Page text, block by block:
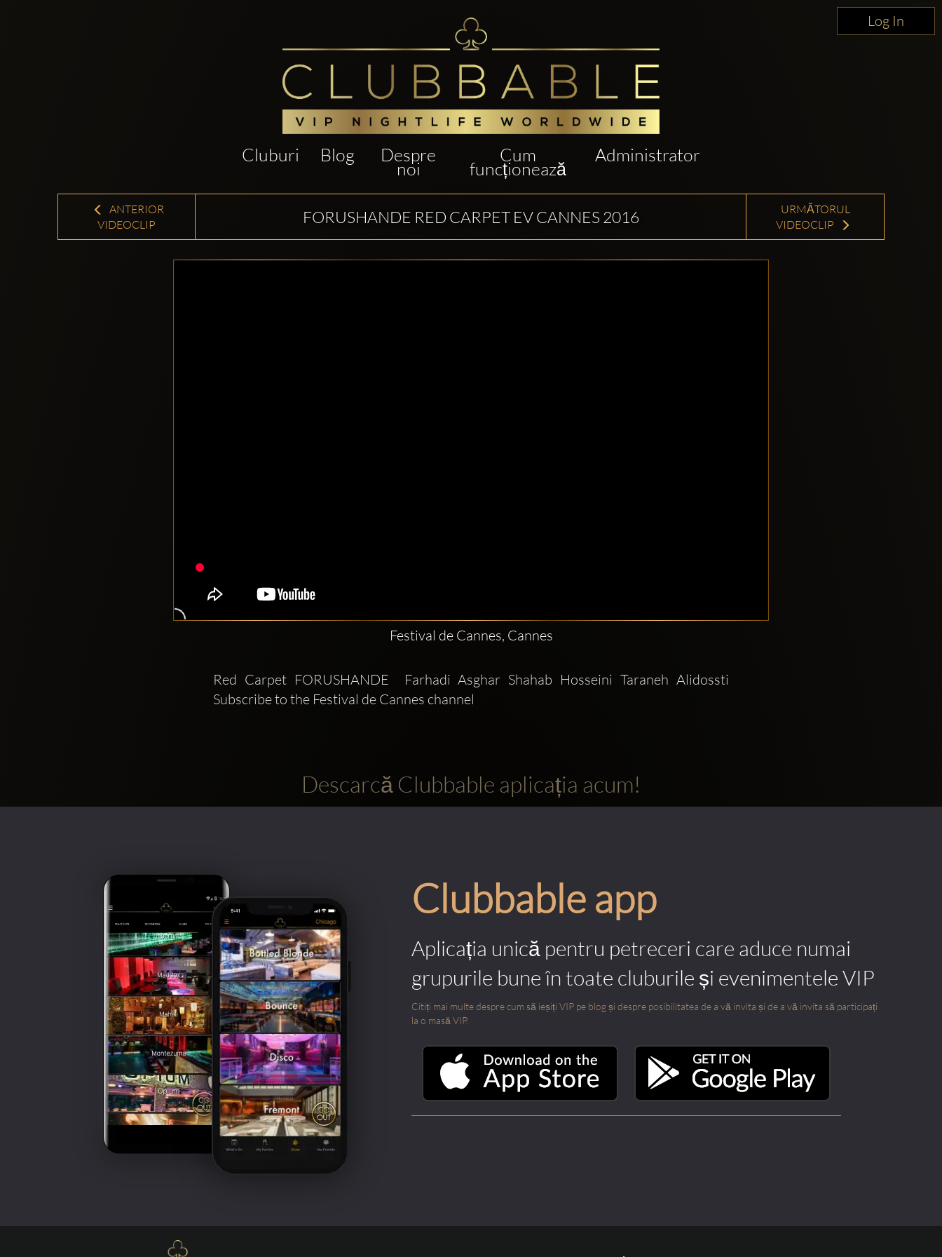
Log In
Cluburi Blog Despre
noi
Cum
funcționează
Administrator
ANTERIOR
VIDEOCLIP
FORUSHANDE RED CARPET EV CANNES 2016
URMĂTORUL
VIDEOCLIP
Festival de Cannes, Cannes
Red Carpet FORUSHANDE  Farhadi Asghar Shahab Hosseini Taraneh Alidossti
Subscribe to the Festival de Cannes channel
Descarcă Clubbable aplicația acum!
Clubbable app
Aplicația unică pentru petreceri care aduce numai
grupurile bune în toate cluburile și evenimentele VIP
Citiți mai multe despre cum să ieșiți VIP pe blog și despre posibilitatea de a vă invita și de a vă invita să participați
la o masă VIP.